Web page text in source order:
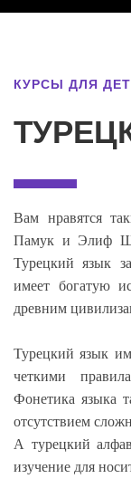
КУРСЫ ДЛЯ
Вам нравятся
Памук и Элиф
Турецкий язык
имеет богатую
древним
Турецкий язык
четкими
Фонетика языка
отсутствием
А турецкий
изучение для